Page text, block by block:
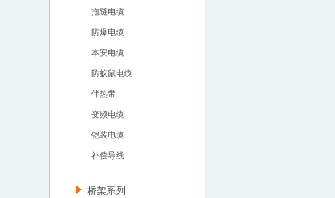
拖链电缆
防爆电缆
本安电缆
防蚁鼠电缆
伴热带
变频电缆
铠装电缆
补偿导线
桥架系列